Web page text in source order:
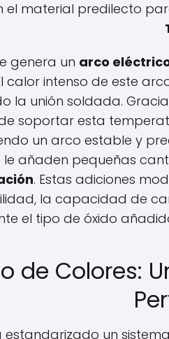
genera un arco
calor intenso de este
la unión soldada.
soportar esta
un arco estable y
añaden pequeñas
. Estas adiciones
la capacidad de
el tipo de óxido
de Colores:
estandarizado un